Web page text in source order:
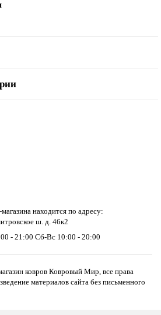
находится по адресу:
ш. д. 46к2
- 21:00 Сб-Вс 10:00 - 20:00
ковров Ковровый Мир, все права
материалов сайта без письменного